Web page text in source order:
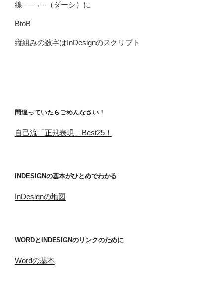
線──→─（ダーシ）に
BtoB
縦組みの数字はInDesignのスクリプト
間違っていたらごめんなさい！
自己流「正規表現」Best25！
INDESIGNの基本がひとめでわかる
InDesignの地図
WORDとINDESIGNのリンクのために
Wordの基本